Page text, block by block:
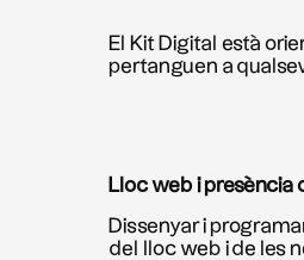
El Kit Digital està
pertanguen a
Lloc web i presència
Dissenyar i
del lloc web i de les